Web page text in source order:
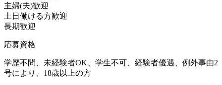
主婦(夫)歓迎
土日働ける方歓迎
長期歓迎
応募資格
学歴不問、未経験者OK、学生不可、経験者優遇、例外事由2
号により、18歳以上の方